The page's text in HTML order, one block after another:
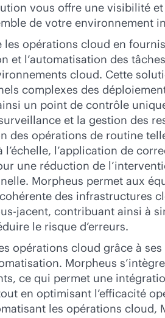
vous offre une visibilité
de votre environnement
les opérations cloud en
et l’automatisation des
cloud. Cette
complexes des
un point de contrôle
et la gestion des
des opérations de routine
l’échelle, l’application de
une réduction de
Morpheus permet aux
des infrastructures
jacent, contribuant ainsi à
le risque d’erreurs.
opérations cloud grâce à
Morpheus
ce qui permet une
en optimisant l’efficacité
les opérations cloud,